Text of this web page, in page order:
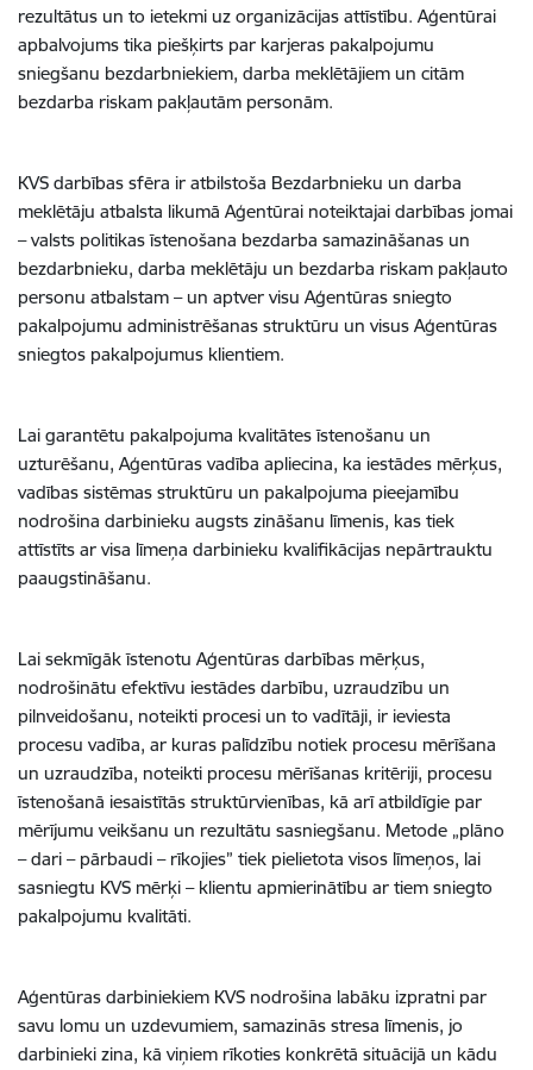
rezultātus un to ietekmi uz organizācijas attīstību. Aģentūrai
apbalvojums tika piešķirts par karjeras pakalpojumu
sniegšanu bezdarbniekiem, darba meklētājiem un citām
bezdarba riskam pakļautām personām.
KVS darbības sfēra ir atbilstoša Bezdarbnieku un darba
meklētāju atbalsta likumā Aģentūrai noteiktajai darbības jomai
– valsts politikas īstenošana bezdarba samazināšanas un
bezdarbnieku, darba meklētāju un bezdarba riskam pakļauto
personu atbalstam – un aptver visu Aģentūras sniegto
pakalpojumu administrēšanas struktūru un visus Aģentūras
sniegtos pakalpojumus klientiem.
Lai garantētu pakalpojuma kvalitātes īstenošanu un
uzturēšanu, Aģentūras vadība apliecina, ka iestādes mērķus,
vadības sistēmas struktūru un pakalpojuma pieejamību
nodrošina darbinieku augsts zināšanu līmenis, kas tiek
attīstīts ar visa līmeņa darbinieku kvalifikācijas nepārtrauktu
paaugstināšanu.
Lai sekmīgāk īstenotu Aģentūras darbības mērķus,
nodrošinātu efektīvu iestādes darbību, uzraudzību un
pilnveidošanu, noteikti procesi un to vadītāji, ir ieviesta
procesu vadība, ar kuras palīdzību notiek procesu mērīšana
un uzraudzība, noteikti procesu mērīšanas kritēriji, procesu
īstenošanā iesaistītās struktūrvienības, kā arī atbildīgie par
mērījumu veikšanu un rezultātu sasniegšanu. Metode „plāno
– dari – pārbaudi – rīkojies” tiek pielietota visos līmeņos, lai
sasniegtu KVS mērķi – klientu apmierinātību ar tiem sniegto
pakalpojumu kvalitāti.
Aģentūras darbiniekiem KVS nodrošina labāku izpratni par
savu lomu un uzdevumiem, samazinās stresa līmenis, jo
darbinieki zina, kā viņiem rīkoties konkrētā situācijā un kādu